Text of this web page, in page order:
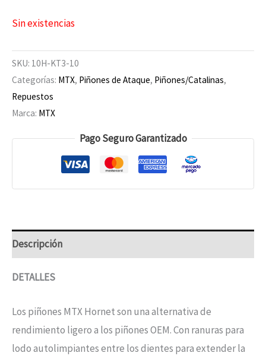
Sin existencias
SKU: 10H-KT3-10
Categorías: MTX, Piñones de Ataque, Piñones/Catalinas,
Repuestos
Marca: MTX
Pago Seguro Garantizado
Descripción
DETALLES
Los piñones MTX Hornet son una alternativa de
rendimiento ligero a los piñones OEM. Con ranuras para
lodo autolimpiantes entre los dientes para extender la